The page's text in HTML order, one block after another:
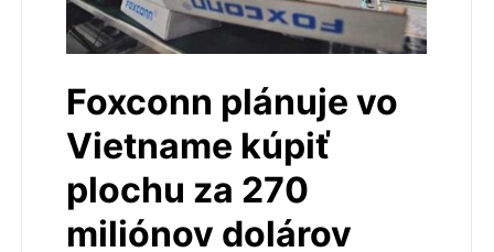
Foxconn plánuje vo
Vietname kúpiť
plochu za 270
miliónov dolárov